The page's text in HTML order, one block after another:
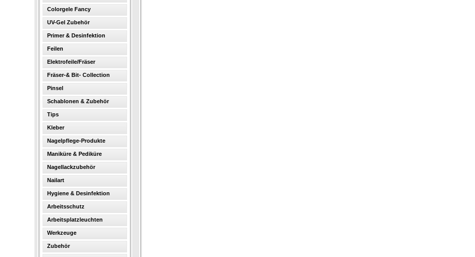
Colorgele Fancy
UV-Gel Zubehör
Primer & Desinfektion
Feilen
Elektrofeile/Fräser
Fräser-& Bit- Collection
Pinsel
Schablonen & Zubehör
Tips
Kleber
Nagelpflege-Produkte
Maniküre & Pediküre
Nagellackzubehör
Nailart
Hygiene & Desinfektion
Arbeitsschutz
Arbeitsplatzleuchten
Werkzeuge
Zubehör